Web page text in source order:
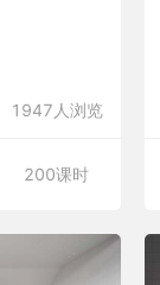
1947人浏览
200课时